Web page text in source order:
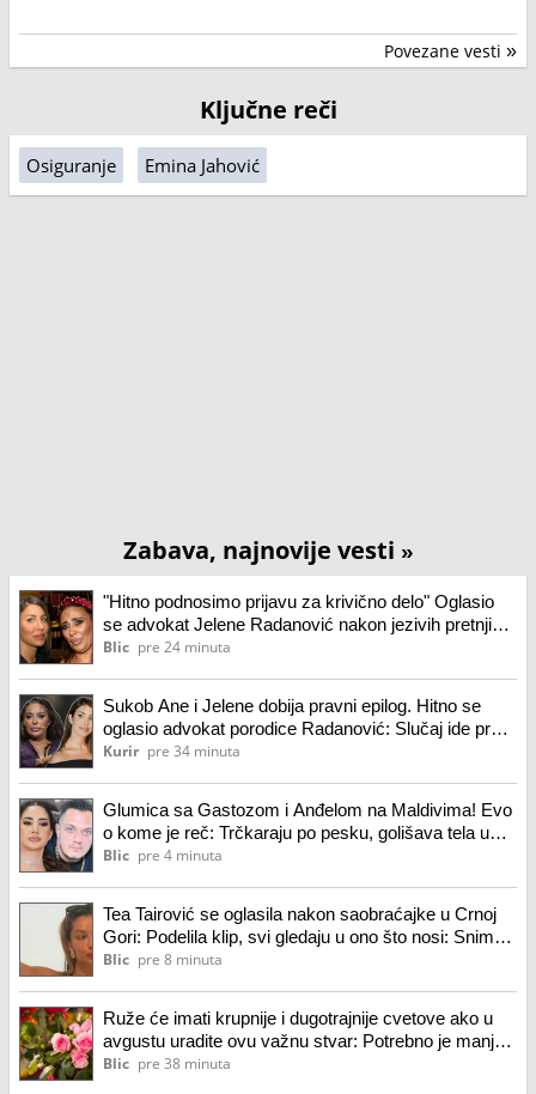
Povezane vesti »
Ključne reči
Osiguranje Emina Jahović
Zabava, najnovije vesti »
"Hitno podnosimo prijavu za krivično delo" Oglasio
se advokat Jelene Radanović nakon jezivih pretnji
koje je dobila od Ane Nikolić: "To je sramno"
Blic pre 24 minuta
Sukob Ane i Jelene dobija pravni epilog. Hitno se
oglasio advokat porodice Radanović: Slučaj ide pred
nadležne organe!
Kurir pre 34 minuta
Glumica sa Gastozom i Anđelom na Maldivima! Evo
o kome je reč: Trčkaraju po pesku, golišava tela u
prvom planu (foto)
Blic pre 4 minuta
Tea Tairović se oglasila nakon saobraćajke u Crnoj
Gori: Podelila klip, svi gledaju u ono što nosi: Snima
se u ogledalu, dlaka sa glave joj ne fali
Blic pre 8 minuta
Ruže će imati krupnije i dugotrajnije cvetove ako u
avgustu uradite ovu važnu stvar: Potrebno je manje
od pet minuta
Blic pre 38 minuta